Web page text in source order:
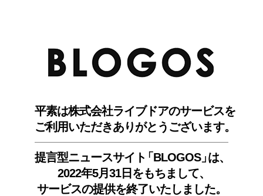
平素は株式会社ライブドアのサービスを
ご利用いただきありがとうございます。
提言型ニュースサイ ト「BLOGOS」は、
2022年5月31日をもちまして、
サービスの提供を終了いたしました。